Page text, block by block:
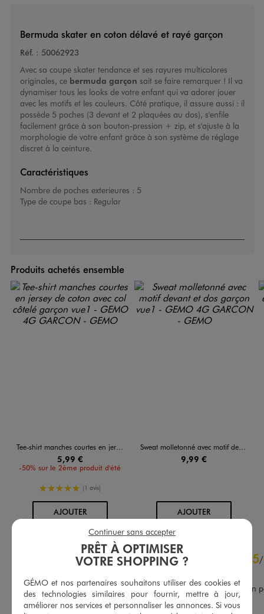
Bermuda skater en coton délavé et rayé garçon
Réf. : 50062923
Avec sa coupe skater tendance et ses rayures multicolores
originales, ce bermuda garçon sait se faire remarquer ! Il va
dynamiser tous les looks de votre enfant qui va adorer jouer
avec les motifs et les couleurs. Côté pratique, il assure aussi : il
possède 5 poches (3 devant et 2 plaquées au dos), s'enfile
facilement grâce à son bouton-pression + zip, et s'ajuste à la
morphologie de votre enfant grâce à son système de réglage
discret à la ceinture.
Caractéristiques
Nombre de poches exterieures : 5
Type de coupe bas : Regular
Produits achetés ensemble
Tee-shirt manches courtes en jersey de coton avec col côtelé garçon
5,99 €
-50% sur le 2ème produit d'été
5/5 de moyenne
(1 avis)
AJOUTERAU PANIER
Sweat molletonné avec motif devant et dos garçon
9,99 €
AJOUTERAU PANIER
4.9/5 5/
Très chic et super pour mon
fils
PRÊT À OPTIMISER
VOTRE SHOPPING ?
GÉMO et nos partenaires souhaitons utiliser des cookies et
des technologies similaires pour fournir, mettre à jour,
améliorer nos services et personnaliser les annonces. Si vous
Continuer sans accepter